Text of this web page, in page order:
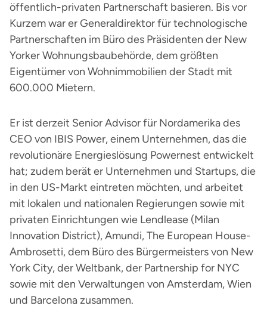
öffentlich-privaten Partnerschaft basieren. Bis vor
Kurzem war er Generaldirektor für technologische
Partnerschaften im Büro des Präsidenten der New
Yorker Wohnungsbaubehörde, dem größten
Eigentümer von Wohnimmobilien der Stadt mit
600.000 Mietern.
Er ist derzeit Senior Advisor für Nordamerika des
CEO von IBIS Power, einem Unternehmen, das die
revolutionäre Energieslösung Powernest entwickelt
hat; zudem berät er Unternehmen und Startups, die
in den US-Markt eintreten möchten, und arbeitet
mit lokalen und nationalen Regierungen sowie mit
privaten Einrichtungen wie Lendlease (Milan
Innovation District), Amundi, The European House-
Ambrosetti, dem Büro des Bürgermeisters von New
York City, der Weltbank, der Partnership for NYC
sowie mit den Verwaltungen von Amsterdam, Wien
und Barcelona zusammen.